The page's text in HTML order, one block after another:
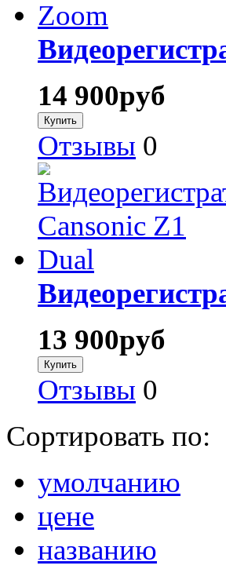
14 900руб
Отзывы 0
13 900руб
Отзывы 0
Сортировать по:
умолчанию
цене
названию